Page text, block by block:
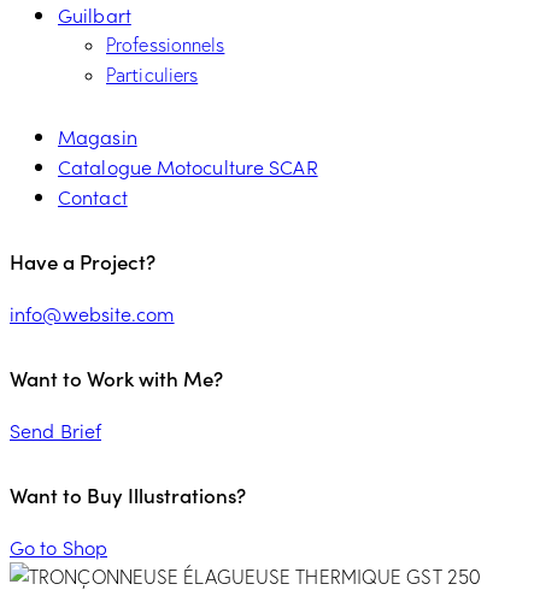
Guilbart
Professionnels
Particuliers
Magasin
Catalogue Motoculture SCAR
Contact
Have a Project?
info@website.com
Want to Work with Me?
Send Brief
Want to Buy Illustrations?
Go to Shop